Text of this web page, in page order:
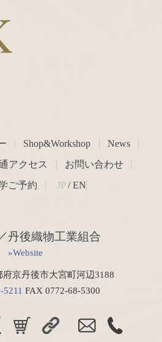
Shop&Workshop
News
アクセス
お問い合わせ
ご予約
JP/EN
丹後織物工業組合
»Website
府京丹後市大宮町河辺3188
FAX 0772-68-5300